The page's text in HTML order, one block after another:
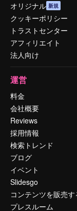
オリジナル 新規
クッキーポリシー
トラストセンター
アフィリエイト
法人向け
運営
料金
会社概要
Reviews
採用情報
検索トレンド
ブログ
イベント
Slidesgo
コンテンツを販売す
プレスルーム